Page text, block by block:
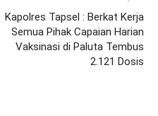
Kapolres Tapsel : Berkat Kerja
Semua Pihak Capaian Harian
Vaksinasi di Paluta Tembus
2.121 Dosis